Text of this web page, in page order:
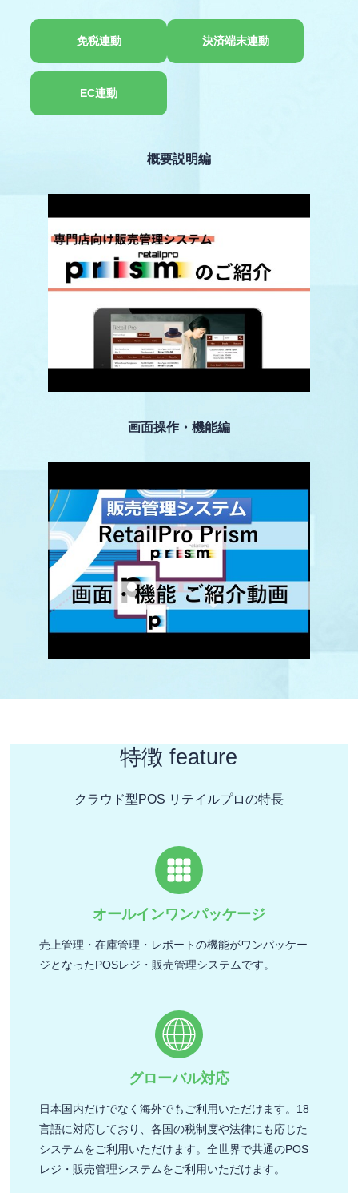
免税連動 決済端末連動
EC連動
概要説明編
画面操作・機能編
特徴 feature
クラウド型POS リテイルプロの特長
オールインワンパッケージ
売上管理・在庫管理・レポートの機能がワンパッケー
ジとなったPOSレジ・販売管理システムです。
グローバル対応
日本国内だけでなく海外でもご利用いただけます。18
言語に対応しており、各国の税制度や法律にも応じた
システムをご利用いただけます。全世界で共通のPOS
レジ・販売管理システムをご利用いただけます。